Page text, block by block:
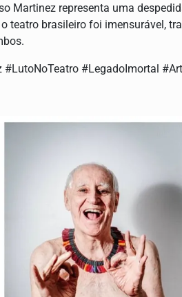
Martinez representa uma
teatro brasileiro foi imensurável,
#LutoNoTeatro #LegadoImortal